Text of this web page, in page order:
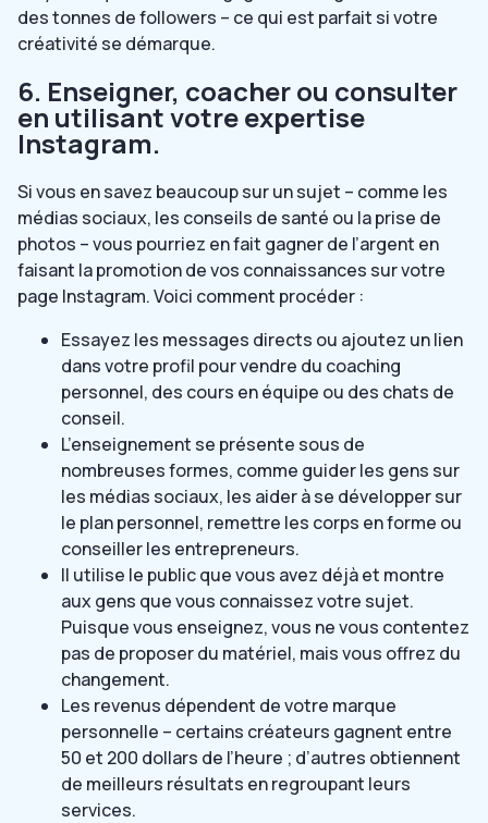
des tonnes de followers – ce qui est parfait si votre
créativité se démarque.
6. Enseigner, coacher ou consulter
en utilisant votre expertise
Instagram.
Si vous en savez beaucoup sur un sujet – comme les
médias sociaux, les conseils de santé ou la prise de
photos – vous pourriez en fait gagner de l’argent en
faisant la promotion de vos connaissances sur votre
page Instagram. Voici comment procéder :
Essayez les messages directs ou ajoutez un lien
dans votre profil pour vendre du coaching
personnel, des cours en équipe ou des chats de
conseil.
L’enseignement se présente sous de
nombreuses formes, comme guider les gens sur
les médias sociaux, les aider à se développer sur
le plan personnel, remettre les corps en forme ou
conseiller les entrepreneurs.
Il utilise le public que vous avez déjà et montre
aux gens que vous connaissez votre sujet.
Puisque vous enseignez, vous ne vous contentez
pas de proposer du matériel, mais vous offrez du
changement.
Les revenus dépendent de votre marque
personnelle – certains créateurs gagnent entre
50 et 200 dollars de l’heure ; d’autres obtiennent
de meilleurs résultats en regroupant leurs
services.